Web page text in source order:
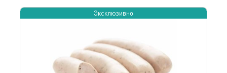
Эксклюзивно